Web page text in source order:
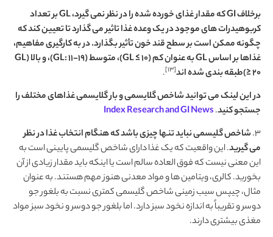
برخلاف GI که مقدار غذای خورده شده را در نظر نمی گیرد، GL بر تعداد
کربوهیدرات های موجود در یک وعده غذا تاثیر می گذارد تا تعیین کند که
چگونه ممکن است بر سطح قند خون تأثیر بگذارد. در به کارگیری مفاهیم،
غذاها بر اساس GL به عنوان کم (GL ≤ 10)، متوسط (GL: 11-19)، و بالا (GL
≥ 20)طبقه بندی شده اند
[۱۳]
.
در این لینک می توانید شاخص گلایسمی و بار گلایسمی غذاهای مختلف را
جستجو کنید.
Index Research and GI News
3. شاخص گلیسمی نباید تنها چیزی باشد که هنگام انتخاب غذا در نظر
می گیرید. این واقعیت که یک غذا دارای شاخص گلیسمی پایینی است به
این معنی نیست که فوق العاده سالم است یا اینکه باید مقدار زیادی از آن
بخورید. کالری، ویتامین ها و مواد معدنی هنوز مهم هستند. به عنوان
مثال، چیپس سیب زمینی شاخص گلیسمی کمتری نسبت به بلغور جو
دوسر و تقریباً به اندازه نخود سبز دارد. اما بلغور جو دوسر و نخود سبز مواد
مغذی بیشتری دارند.